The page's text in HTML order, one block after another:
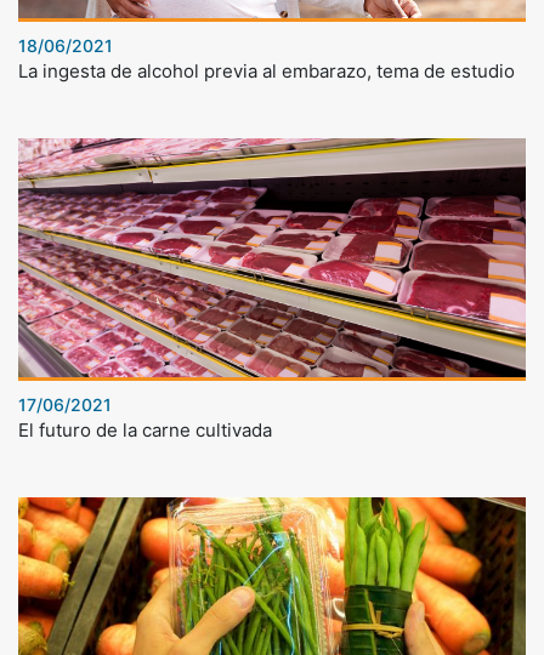
18/06/2021
La ingesta de alcohol previa al embarazo, tema de estudio
17/06/2021
El futuro de la carne cultivada